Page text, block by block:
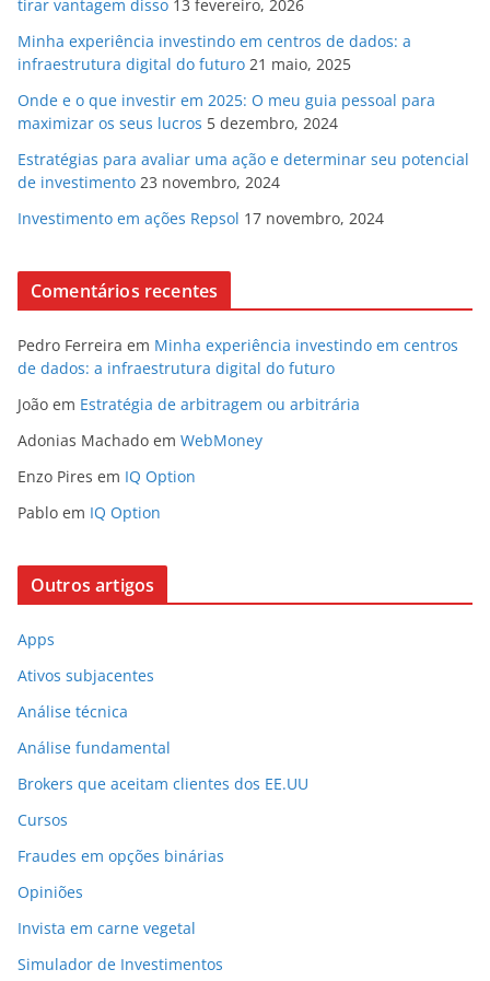
tirar vantagem disso 13 fevereiro, 2026
Minha experiência investindo em centros de dados: a
infraestrutura digital do futuro 21 maio, 2025
Onde e o que investir em 2025: O meu guia pessoal para
maximizar os seus lucros 5 dezembro, 2024
Estratégias para avaliar uma ação e determinar seu potencial
de investimento 23 novembro, 2024
Investimento em ações Repsol 17 novembro, 2024
Comentários recentes
Pedro Ferreira em Minha experiência investindo em centros
de dados: a infraestrutura digital do futuro
João em Estratégia de arbitragem ou arbitrária
Adonias Machado em WebMoney
Enzo Pires em IQ Option
Pablo em IQ Option
Outros artigos
Apps
Ativos subjacentes
Análise técnica
Análise fundamental
Brokers que aceitam clientes dos EE.UU
Cursos
Fraudes em opções binárias
Opiniões
Invista em carne vegetal
Simulador de Investimentos